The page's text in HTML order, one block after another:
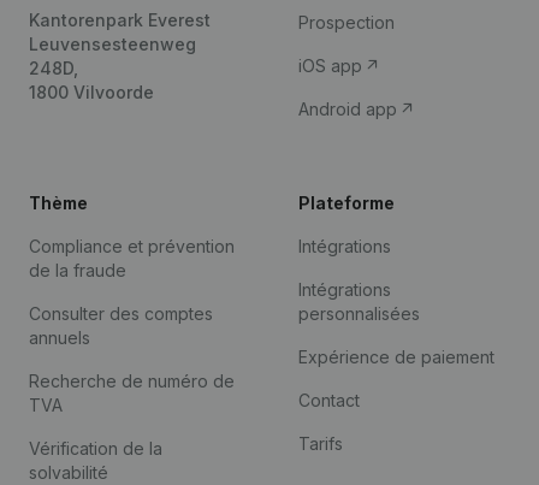
Kantorenpark Everest
Leuvensesteenweg
248D,
1800 Vilvoorde
Prospection
iOS app
Android app
Thème
Compliance et prévention
de la fraude
Consulter des comptes
annuels
Recherche de numéro de
TVA
Vérification de la
solvabilité
Plateforme
Intégrations
Intégrations
personnalisées
Expérience de paiement
Contact
Tarifs